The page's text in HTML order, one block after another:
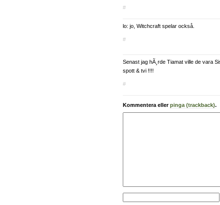
#
lo: jo, Witchcraft spelar också.
#
Senast jag hÃ¸rde Tiamat ville de vara
spott & tvi !!!!
#
Kommentera ellerpinga (trackback).